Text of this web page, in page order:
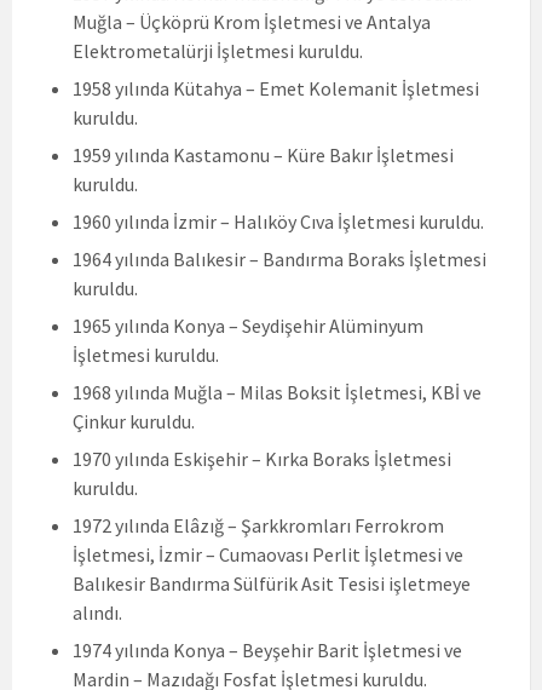
Muğla – Üçköprü Krom İşletmesi ve Antalya
Elektrometalürji İşletmesi kuruldu.
1958 yılında Kütahya – Emet Kolemanit İşletmesi
kuruldu.
1959 yılında Kastamonu – Küre Bakır İşletmesi
kuruldu.
1960 yılında İzmir – Halıköy Cıva İşletmesi kuruldu.
1964 yılında Balıkesir – Bandırma Boraks İşletmesi
kuruldu.
1965 yılında Konya – Seydişehir Alüminyum
İşletmesi kuruldu.
1968 yılında Muğla – Milas Boksit İşletmesi, KBİ ve
Çinkur kuruldu.
1970 yılında Eskişehir – Kırka Boraks İşletmesi
kuruldu.
1972 yılında Elâzığ – Şarkkromları Ferrokrom
İşletmesi, İzmir – Cumaovası Perlit İşletmesi ve
Balıkesir Bandırma Sülfürik Asit Tesisi işletmeye
alındı.
1974 yılında Konya – Beyşehir Barit İşletmesi ve
Mardin – Mazıdağı Fosfat İşletmesi kuruldu.